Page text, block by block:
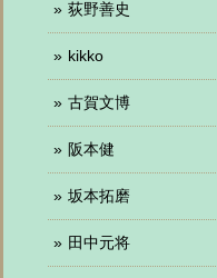
荻野善史
kikko
古賀文博
阪本健
坂本拓磨
田中元将